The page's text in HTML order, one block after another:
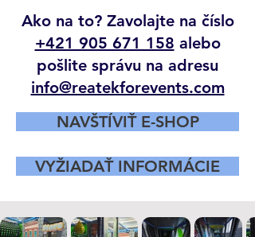
Ako na to? Zavolajte na číslo
+421 905 671 158 alebo
pošlite správu na adresu
info@reatekforevents.com
NAVŠTÍVIŤ E-SHOP
VYŽIADAŤ INFORMÁCIE